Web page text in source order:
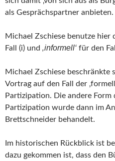
als Gesprächspartner anbieten.
Michael Zschiese benutze hier
Fall (i) und ‚informell‘ für den
Michael Zschiese beschränkte
Vortrag auf den Fall der
Partizipation. Die andere Form
Partizipation wurde dann im
Brettschneider behandelt.
Im historischen Rückblick ist
dazu gekommen ist, dass den